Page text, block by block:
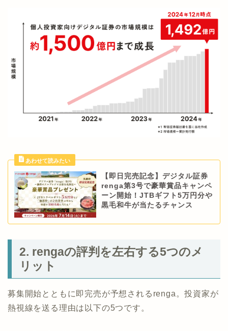
【即日完売記念】デジタル証券
renga第3号で豪華賞品キャンペ
ーン開始！JTBギフト5万円分や
黒毛和牛が当たるチャンス
2. rengaの評判を左右する5つのメ
リット
募集開始とともに即完売が予想されるrenga。投資家が
熱視線を送る理由は以下の5つです。